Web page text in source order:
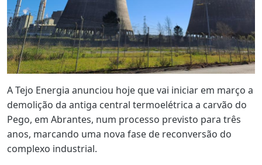
A Tejo Energia anunciou hoje que vai iniciar em março a
demolição da antiga central termoelétrica a carvão do
Pego, em Abrantes, num processo previsto para três
anos, marcando uma nova fase de reconversão do
complexo industrial.